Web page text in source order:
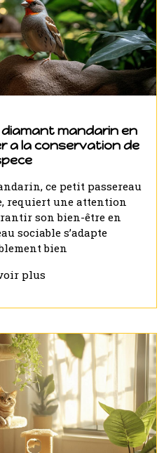
mandarin en
a la conservation de
ce petit passereau
requiert une attention
son bien-être en
sociable s’adapte
bien
plus